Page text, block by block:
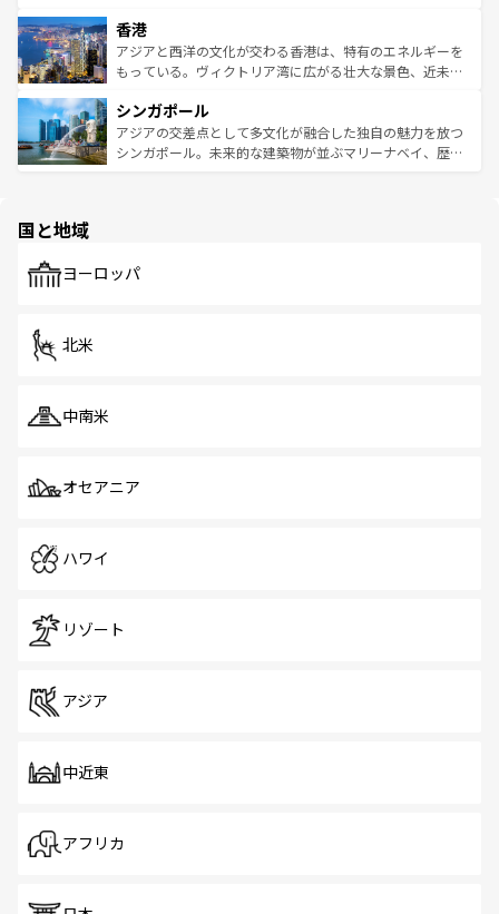
とつ。フォーやバインミー、ベトナムコーヒーなどは、ぜ
ひ現地で味わいたい。どの地域を訪れてもあたたかい人々
が旅行者を迎えてくれるので、きっと忘れられない旅にな
参照してほしい。
の活気が交差している。北部ではチェンマイなどの山岳地
帯で自然と触れ合い、南部ではプーケットやクラビの美し
いビーチでリゾート気分を楽しむことができる。タイ料理
激する。気候は一年中温暖で、どの季節にも異なる楽しみ
が待っている。親しみやすいタイの人々、仏教を中心とし
た文化、そして多様な観光資源が、訪れる旅人を魅了し続
香港
アジアと西洋の文化が交わる香港は、特有のエネルギーを
もっている。ヴィクトリア湾に広がる壮大な景色、近未来
み、どこを訪れても感動するはず。観光スポットが密集し
ており、効率よく見どころを回れるのも魅力。息をのむよ
うな絶景から文化的な体験まで、香港を存分に楽しみ尽く
シンガポール
アジアの交差点として多文化が融合した独自の魅力を放つ
シンガポール。未来的な建築物が並ぶマリーナベイ、歴史
で、ホーカーズは地元の風情を楽しめる外せないスポット
国と地域
ヨーロッパ
北米
中南米
オセアニア
ハワイ
リゾート
アジア
中近東
アフリカ